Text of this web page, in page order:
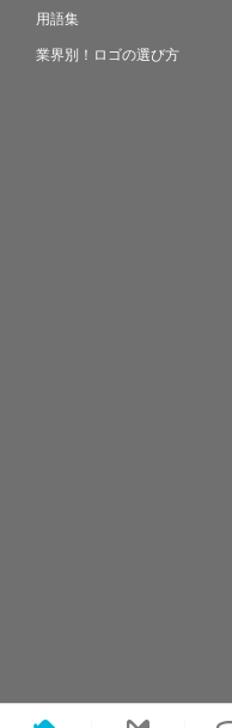
用語集
業界別！ロゴの選び方